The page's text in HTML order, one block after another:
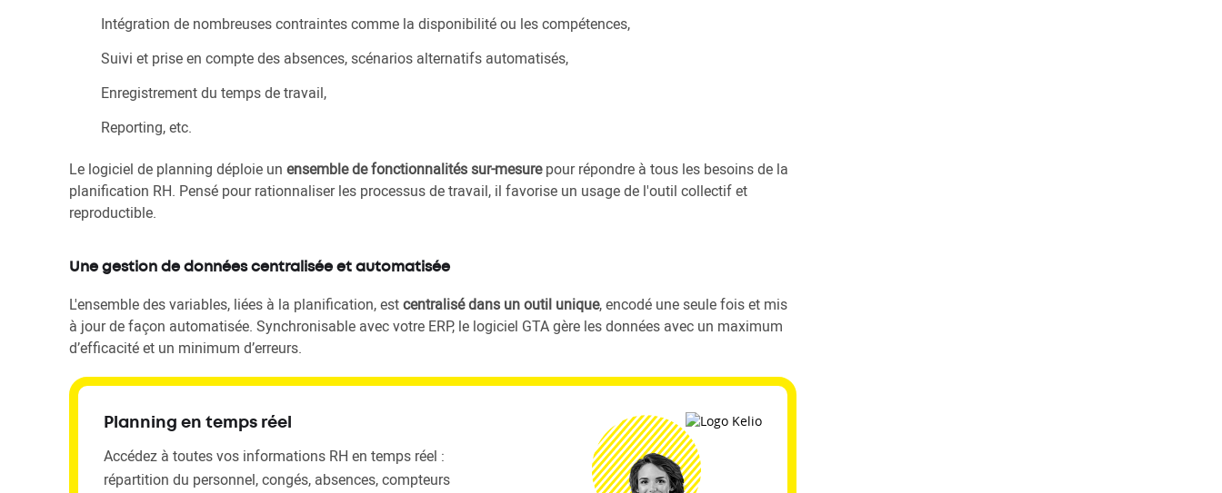
Intégration de nombreuses contraintes comme la disponibilité ou les compétences,
Suivi et prise en compte des absences, scénarios alternatifs automatisés,
Enregistrement du temps de travail,
Reporting, etc.
Le logiciel de planning déploie un ensemble de fonctionnalités sur-mesurepour répondre à tous les besoins de la
planification RH. Pensé pour rationnaliser les processus de travail, il favorise un usage de l'outil collectif et
reproductible.
Une gestion de données centralisée et automatisée
L'ensemble des variables, liées à la planification, estcentralisé dans un outil unique, encodé une seule fois et mis
à jour de façon automatisée. Synchronisable avec votre ERP, le logiciel GTA gère les données avec un maximum
d’efficacité et un minimum d’erreurs.
Planning en temps réel
Accédez à toutes vos informations RH en temps réel :
répartition du personnel, congés, absences, compteurs